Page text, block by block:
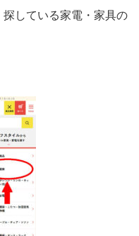
している家電・家具の